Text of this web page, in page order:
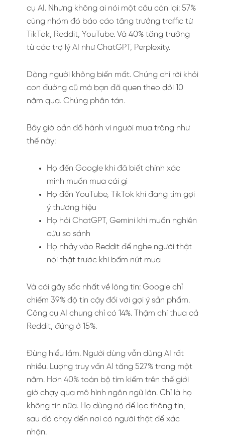
cụ AI. Nhưng không ai nói một câu còn lại: 57%
cùng nhóm đó báo cáo tăng trưởng traffic từ
TikTok, Reddit, YouTube. Và 40% tăng trưởng
từ các trợ lý AI như ChatGPT, Perplexity.
Dòng người không biến mất. Chúng chỉ rời khỏi
con đường cũ mà bạn đã quen theo dõi 10
năm qua. Chúng phân tán.
Bây giờ bản đồ hành vi người mua trông như
thế này:
Họ đến Google khi đã biết chính xác
mình muốn mua cái gì
Họ đến YouTube, TikTok khi đang tìm gợi
ý thương hiệu
Họ hỏi ChatGPT, Gemini khi muốn nghiên
cứu so sánh
Họ nhảy vào Reddit để nghe người thật
nói thật trước khi bấm nút mua
Và cái gây sốc nhất về lòng tin: Google chỉ
chiếm 39% độ tin cậy đối với gợi ý sản phẩm.
Công cụ AI chung chỉ có 14%. Thậm chí thua cả
Reddit, đứng ở 15%.
Đừng hiểu lầm. Người dùng vẫn dùng AI rất
nhiều. Lượng truy vấn AI tăng 527% trong một
năm. Hơn 40% toàn bộ tìm kiếm trên thế giới
giờ chạy qua mô hình ngôn ngữ lớn. Chỉ là họ
không tin nữa. Họ dùng nó để lọc thông tin,
sau đó chạy đến nơi có người thật để xác
nhận.